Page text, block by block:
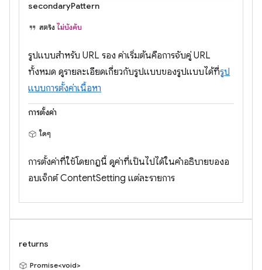
secondaryPattern
สตริง ไม่บังคับ
รูปแบบสำหรับ URL รอง ค่าเริ่มต้นคือการจับคู่ URL
ทั้งหมด ดูรายละเอียดเกี่ยวกับรูปแบบของรูปแบบได้ที่รูป
แบบการตั้งค่าเนื้อหา
การตั้งค่า
ใดๆ
การตั้งค่าที่ใช้โดยกฎนี้ ดูค่าที่เป็นไปได้ในคำอธิบายของอ
อบเจ็กต์ ContentSetting แต่ละรายการ
returns
Promise<void>